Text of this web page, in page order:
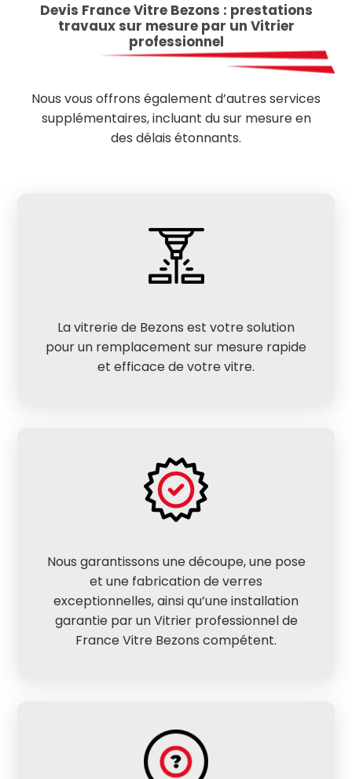
Devis France Vitre Bezons : prestations
travaux sur mesure par un Vitrier
professionnel
Nous vous offrons également d’autres services
supplémentaires, incluant du sur mesure en
des délais étonnants.
La vitrerie de Bezons est votre solution
pour un remplacement sur mesure rapide
et efficace de votre vitre.
Nous garantissons une découpe, une pose
et une fabrication de verres
exceptionnelles, ainsi qu’une installation
garantie par un Vitrier professionnel de
France Vitre Bezons compétent.